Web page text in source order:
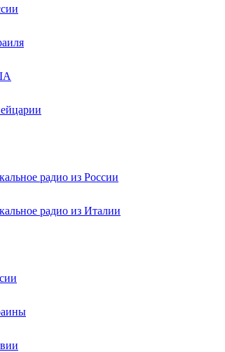
радио из России
радио из Италии